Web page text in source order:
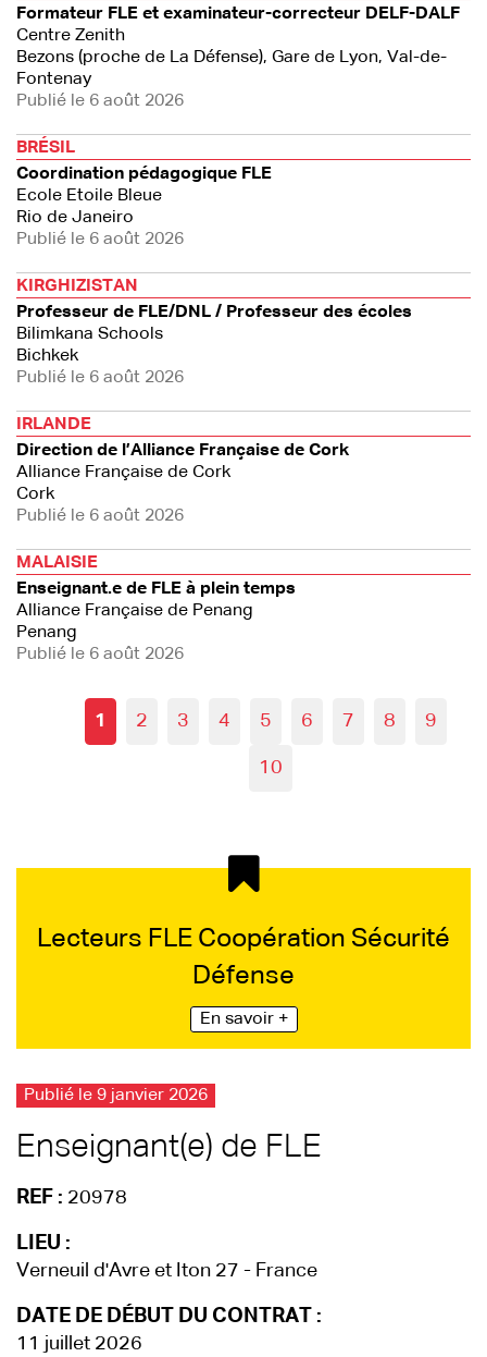
Formateur FLE et examinateur-correcteur DELF-DALF
Centre Zenith
Bezons (proche de La Défense), Gare de Lyon, Val-de-
Fontenay
Publié le 6 août 2026
BRÉSIL
Coordination pédagogique FLE
Ecole Etoile Bleue
Rio de Janeiro
Publié le 6 août 2026
KIRGHIZISTAN
Professeur de FLE/DNL / Professeur des écoles
Bilimkana Schools
Bichkek
Publié le 6 août 2026
IRLANDE
Direction de l’Alliance Française de Cork
Alliance Française de Cork
Cork
Publié le 6 août 2026
MALAISIE
Enseignant.e de FLE à plein temps
Alliance Française de Penang
Penang
Publié le 6 août 2026
1 2 3 4 5 6 7 8 9
10
Lecteurs FLE Coopération Sécurité
Défense
En savoir +
Publié le 9 janvier 2026
Enseignant(e) de FLE
REF : 20978
LIEU :
Verneuil d'Avre et Iton 27 - France
DATE DE DÉBUT DU CONTRAT :
11 juillet 2026